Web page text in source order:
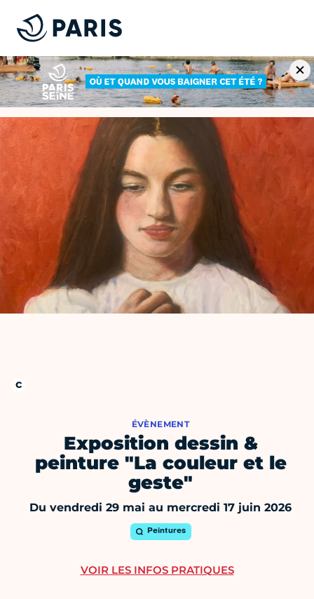
ÉVÈNEMENT
Exposition dessin &
peinture "La couleur et le
geste"
Du vendredi 29 mai au mercredi 17 juin 2026
Peintures
VOIR LES INFOS PRATIQUES